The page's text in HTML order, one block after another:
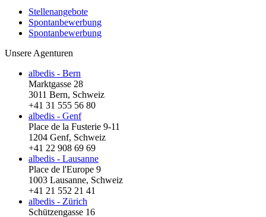
Stellenangebote
Spontanbewerbung
Spontanbewerbung
Unsere Agenturen
albedis - Bern
Marktgasse 28
3011 Bern, Schweiz
+41 31 555 56 80
albedis - Genf
Place de la Fusterie 9-11
1204 Genf, Schweiz
+41 22 908 69 69
albedis - Lausanne
Place de l'Europe 9
1003 Lausanne, Schweiz
+41 21 552 21 41
albedis - Zürich
Schützengasse 16